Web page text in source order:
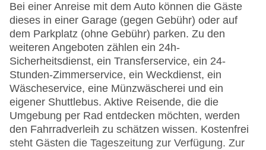
Bei einer Anreise mit dem Auto können die Gäste
dieses in einer Garage (gegen Gebühr) oder auf
dem Parkplatz (ohne Gebühr) parken. Zu den
weiteren Angeboten zählen ein 24h-
Sicherheitsdienst, ein Transferservice, ein 24-
Stunden-Zimmerservice, ein Weckdienst, ein
Wäscheservice, eine Münzwäscherei und ein
eigener Shuttlebus. Aktive Reisende, die die
Umgebung per Rad entdecken möchten, werden
den Fahrradverleih zu schätzen wissen. Kostenfrei
steht Gästen die Tageszeitung zur Verfügung. Zur